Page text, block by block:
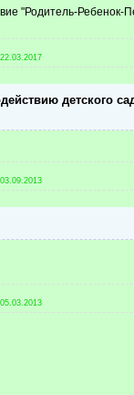
"Родитель-Ребенок-
22.03.2017
детского
03.09.2013
05.03.2013